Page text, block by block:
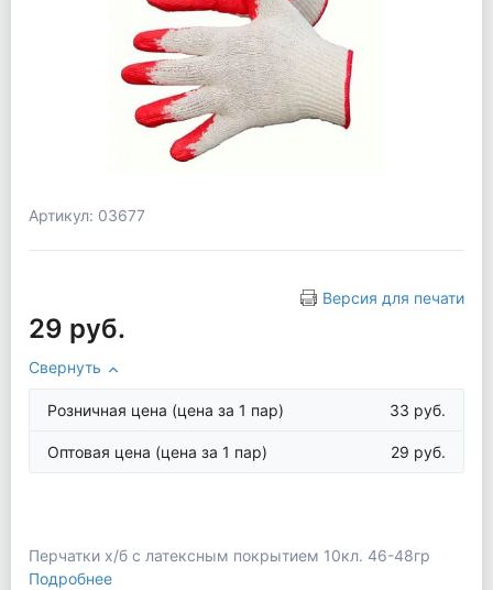
Артикул: 03677
Версия для печати
29 руб.
Свернуть
Розничная цена (цена за 1 пар) 33 руб.
Оптовая цена (цена за 1 пар) 29 руб.
Перчатки х/б с латексным покрытием 10кл. 46-48гр
Подробнее